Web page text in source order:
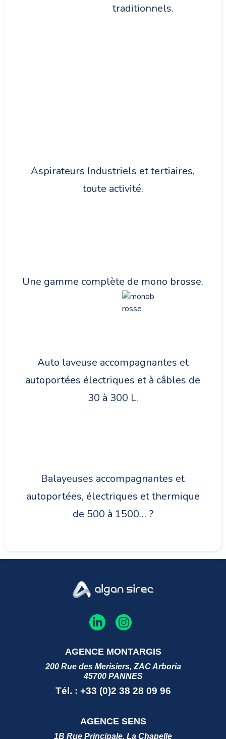
traditionnels.
Aspirateurs Industriels et tertiaires,
toute activité.
Une gamme complète de mono brosse.
Auto laveuse accompagnantes et
autoportées électriques et à câbles de
30 à 300 L.
Balayeuses accompagnantes et
autoportées, électriques et thermique
de 500 à 1500… ?
AGENCE MONTARGIS
200 Rue des Merisiers, ZAC Arboria
45700 PANNES
Tél. : +33 (0)2 38 28 09 96
AGENCE SENS
1B Rue Principale, La Chapelle